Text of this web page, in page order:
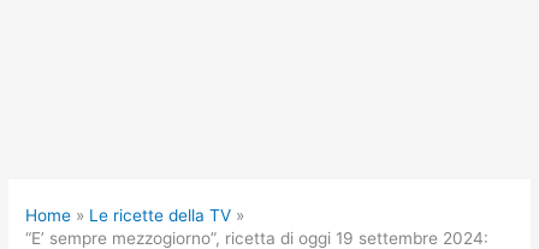
Home
Le ricette della TV
“E’ sempre mezzogiorno”, ricetta di oggi 19 settembre 2024: